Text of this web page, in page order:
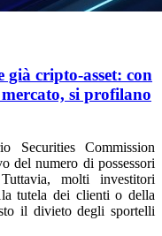
già cripto-asset: con
mercato, si profilano
Securities Commission
del numero di possessori
molti investitori
tutela dei clienti o della
il divieto degli sportelli